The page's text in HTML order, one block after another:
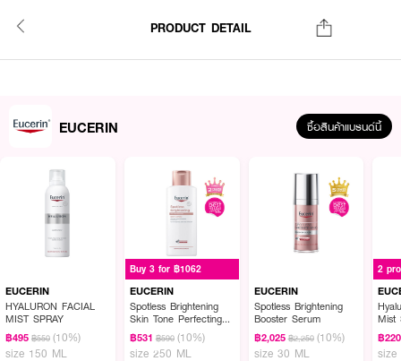
PRODUCT DETAIL
EUCERIN ซื้อสินค้าแบรนด์นี้
EUCERIN
HYALURON FACIAL
MIST SPRAY
฿495 ฿550 (10%)
size 150 ML
Buy 3 for ฿1062
EUCERIN
Spotless Brightening
Skin Tone Perfecting
Body Lotion
฿531 ฿590 (10%)
size 250 ML
EUCERIN
Spotless Brightening
Booster Serum
฿2,025 ฿2,250 (10%)
size 30 ML
2
Mist
฿220
size